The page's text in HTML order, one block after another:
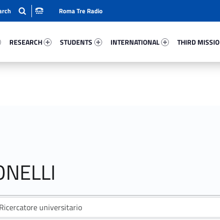
RESEARCH
STUDENTS
INTERNATIONAL
THIRD
Roma Tre Radio
Ricercatore universitario